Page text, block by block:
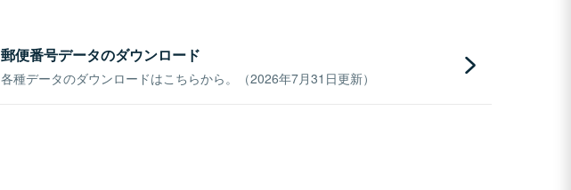
郵便番号データのダウンロード
各種データのダウンロードはこちらから。（2026年7月31日更新）